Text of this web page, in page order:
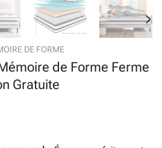
DE FORME
de Forme Ferme
Gratuite